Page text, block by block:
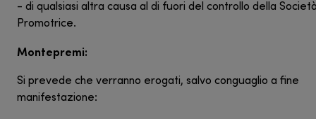
- di qualsiasi altra causa al di fuori del controllo della
Promotrice.
Montepremi:
Si prevede che verranno erogati, salvo conguaglio a fine
manifestazione: